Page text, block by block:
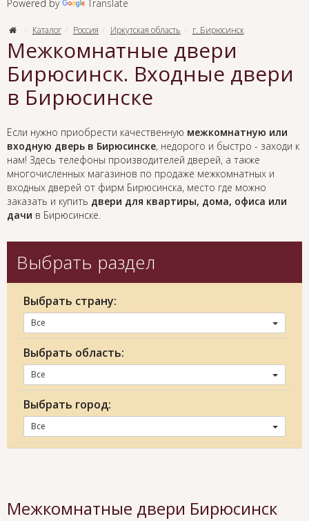
Powered by Translate
Каталог Россия Иркутская область г. Бирюсинск
Межкомнатные двери
Бирюсинск. Входные двери
в Бирюсинске
Если нужно приобрести качественную межкомнатную или
входную дверь в Бирюсинске, недорого и быстро - заходи к
нам! Здесь телефоны производителей дверей, а также
многочисленных магазинов по продаже межкомнатных и
входных дверей от фирм Бирюсинска, место где можно
заказать и купить двери для квартиры, дома, офиса или
дачи в Бирюсинске.
Выбрать раздел
Выбрать страну:
Все
Выбрать область:
Все
Выбрать город:
Все
Межкомнатные двери Бирюсинск